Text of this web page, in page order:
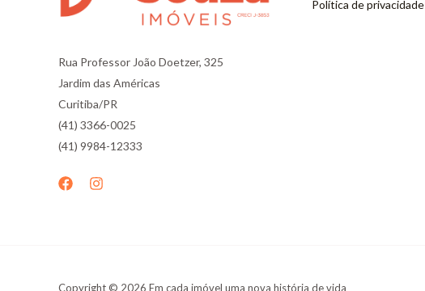
Rua Professor João Doetzer, 325
Jardim das Américas
Curitiba/PR
(41) 3366-0025
(41) 9984-12333
Política de privacidade
Copyright © 2026 Em cada imóvel uma nova história de vida